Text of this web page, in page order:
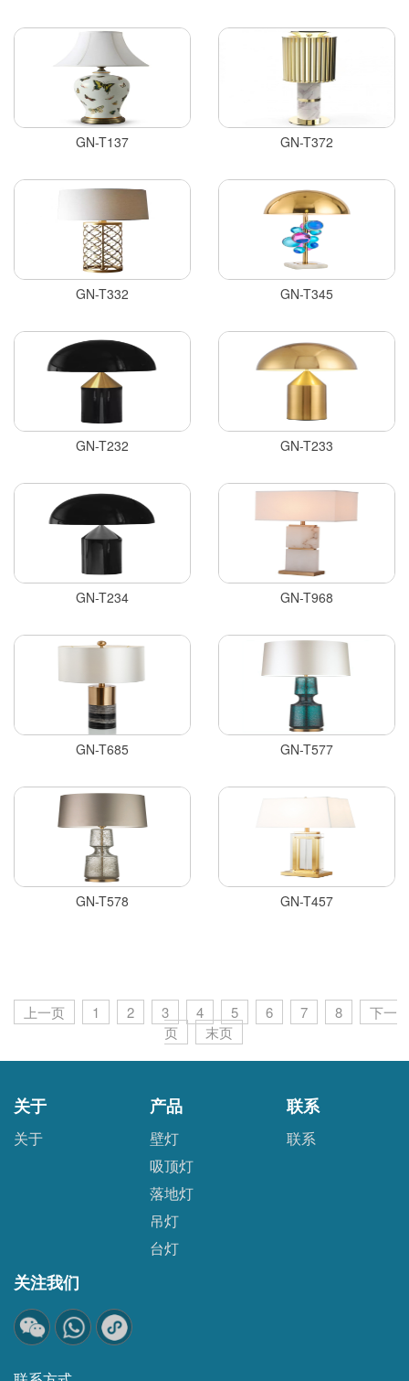
GN-T137 GN-T372
GN-T332 GN-T345
GN-T232 GN-T233
GN-T234 GN-T968
GN-T685 GN-T577
GN-T578 GN-T457
上一页 1 2 3 4 5 6 7 8
下一
页
末页
关于
关于
产品
壁灯
吸顶灯
落地灯
吊灯
台灯
联系
联系
关注我们